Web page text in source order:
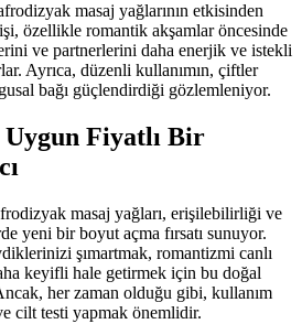
masaj yağlarının etkisinden
özellikle romantik akşamlar öncesinde
ve partnerlerini daha enerjik ve istekli
Ayrıca, düzenli kullanımın, çiftler
bağı güçlendirdiği gözlemleniyor.
Uygun Fiyatlı Bir
masaj yağları, erişilebilirliği ve
yeni bir boyut açma fırsatı sunuyor.
şımartmak, romantizmi canlı
keyifli hale getirmek için bu doğal
her zaman olduğu gibi, kullanım
cilt testi yapmak önemlidir.